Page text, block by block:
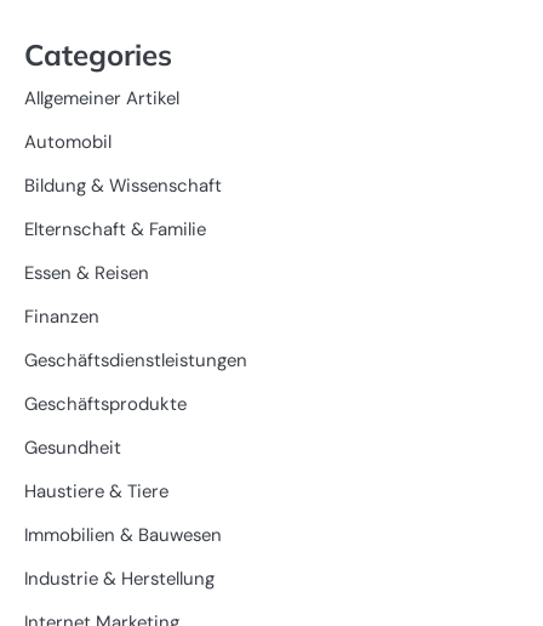
Categories
Allgemeiner Artikel
Automobil
Bildung & Wissenschaft
Elternschaft & Familie
Essen & Reisen
Finanzen
Geschäftsdienstleistungen
Geschäftsprodukte
Gesundheit
Haustiere & Tiere
Immobilien & Bauwesen
Industrie & Herstellung